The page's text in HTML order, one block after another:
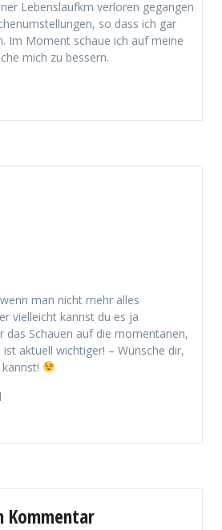
Lebenslaufkm verloren gegangen
so dass ich gar
Im Moment schaue ich auf meine
mich zu bessern.
man nicht mehr alles
vielleicht kannst du es ja
das Schauen auf die momentanen,
aktuell wichtiger! – Wünsche dir,
Kommentar